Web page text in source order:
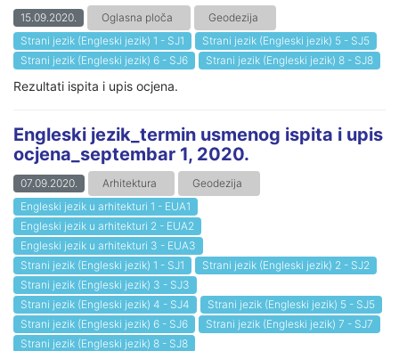
15.09.2020. Oglasna ploča
Geodezija
Strani jezik (Engleski jezik) 1 - SJ1
Strani jezik (Engleski jezik) 5 - SJ5
Strani jezik (Engleski jezik) 6 - SJ6
Strani jezik (Engleski jezik) 8 - SJ8
Rezultati ispita i upis ocjena.
Engleski jezik_termin usmenog ispita i upis
ocjena_septembar 1, 2020.
07.09.2020. Arhitektura
Geodezija
Engleski jezik u arhitekturi 1 - EUA1
Engleski jezik u arhitekturi 2 - EUA2
Engleski jezik u arhitekturi 3 - EUA3
Strani jezik (Engleski jezik) 1 - SJ1
Strani jezik (Engleski jezik) 2 - SJ2
Strani jezik (Engleski jezik) 3 - SJ3
Strani jezik (Engleski jezik) 4 - SJ4
Strani jezik (Engleski jezik) 5 - SJ5
Strani jezik (Engleski jezik) 6 - SJ6
Strani jezik (Engleski jezik) 7 - SJ7
Strani jezik (Engleski jezik) 8 - SJ8